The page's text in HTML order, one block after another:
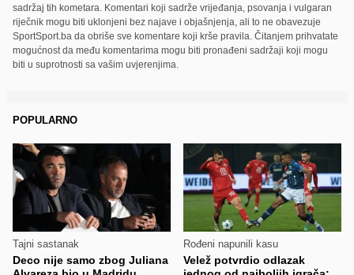
sadržaj tih kometara. Komentari koji sadrže vrijeđanja, psovanja i vulgaran
riječnik mogu biti uklonjeni bez najave i objašnjenja, ali to ne obavezuje
SportSport.ba da obriše sve komentare koji krše pravila. Čitanjem prihvatate
mogućnost da među komentarima mogu biti pronađeni sadržaji koji mogu
biti u suprotnosti sa vašim uvjerenjima.
POPULARNO
Tajni sastanak
Deco nije samo zbog Juliana
Rođeni napunili kasu
Velež potvrdio odlazak